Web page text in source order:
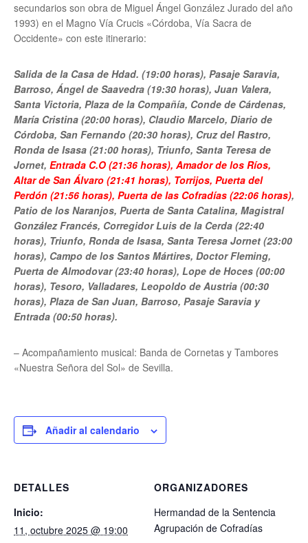
secundarios son obra de Miguel Ángel González Jurado del año
1993) en el Magno Vía Crucis «Córdoba, Vía Sacra de
Occidente» con este itinerario:
Salida de la Casa de Hdad. (19:00 horas), Pasaje Saravia,
Barroso, Ángel de Saavedra (19:30 horas), Juan Valera,
Santa Victoria, Plaza de la Compañía, Conde de Cárdenas,
María Cristina (20:00 horas), Claudio Marcelo, Diario de
Córdoba, San Fernando (20:30 horas), Cruz del Rastro,
Ronda de Isasa (21:00 horas), Triunfo, Santa Teresa de
Jornet, Entrada C.O (21:36 horas), Amador de los Ríos,
Altar de San Álvaro (21:41 horas), Torrijos, Puerta del
Perdón (21:56 horas), Puerta de las Cofradías (22:06 horas),
Patio de los Naranjos, Puerta de Santa Catalina, Magistral
González Francés, Corregidor Luis de la Cerda (22:40
horas), Triunfo, Ronda de Isasa, Santa Teresa Jornet (23:00
horas), Campo de los Santos Mártires, Doctor Fleming,
Puerta de Almodovar (23:40 horas), Lope de Hoces (00:00
horas), Tesoro, Valladares, Leopoldo de Austria (00:30
horas), Plaza de San Juan, Barroso, Pasaje Saravia y
Entrada (00:50 horas).
– Acompañamiento musical: Banda de Cornetas y Tambores
«Nuestra Señora del Sol» de Sevilla.
Añadir al calendario
DETALLES
Inicio:
11, octubre 2025 @ 19:00
ORGANIZADORES
Hermandad de la Sentencia
Agrupación de Cofradías